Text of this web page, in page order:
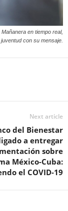
en tiempo real,
con su mensaje.
Next article
del Bienestar
a entregar
sobre
México-Cuba:
el COVID-19